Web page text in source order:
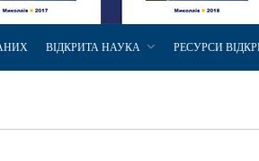
ВІДКРИТА НАУКА РЕСУРСИ